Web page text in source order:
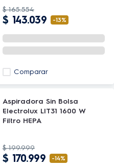
$ 165.554
$ 143.039 -13%
Comparar
Aspiradora Sin Bolsa
Electrolux LIT31 1600 W
Filtro HEPA
$ 199.999
$ 170.999 -14%